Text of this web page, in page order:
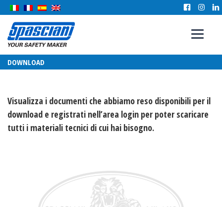
DOWNLOAD
Visualizza i documenti che abbiamo reso disponibili per il
download e registrati nell’area login per poter scaricare
tutti i materiali tecnici di cui hai bisogno.